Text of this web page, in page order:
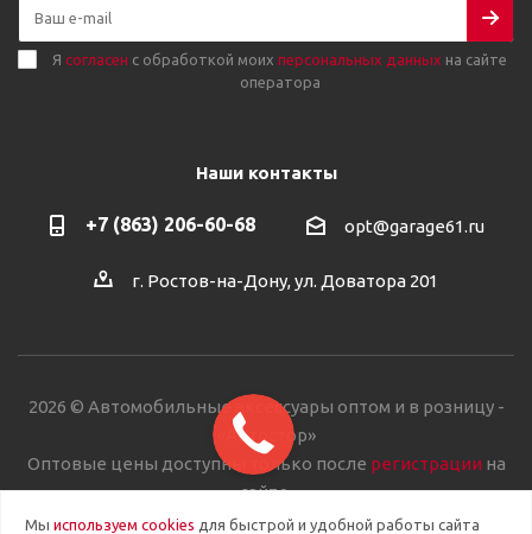
Я согласен с обработкой моих персональных данных на сайте
оператора
Наши контакты
+7 (863) 206-60-68 opt@garage61.ru
г. Ростов-на-Дону, ул. Доватора 201
2026 © Автомобильные аксессуары оптом и в розницу -
«Автостор»
Оптовые цены доступны только после регистрации на
сайте.
Мы используем cookies для быстрой и удобной работы сайта